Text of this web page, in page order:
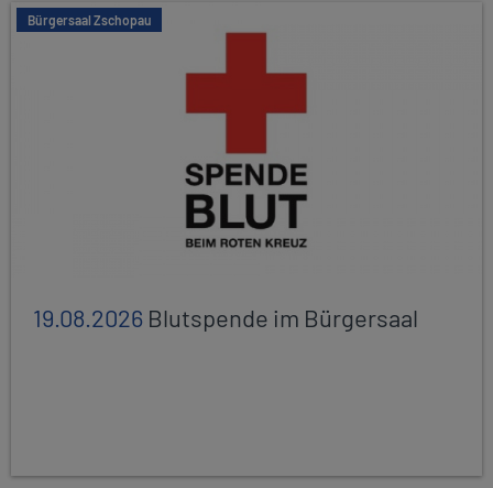
Bürgersaal Zschopau
19.08.2026 Blutspende im Bürgersaal